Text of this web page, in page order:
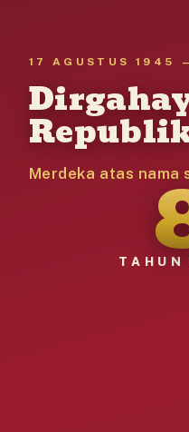
17 AGUSTUS 1945
Merdeka atas nama
TAHUN